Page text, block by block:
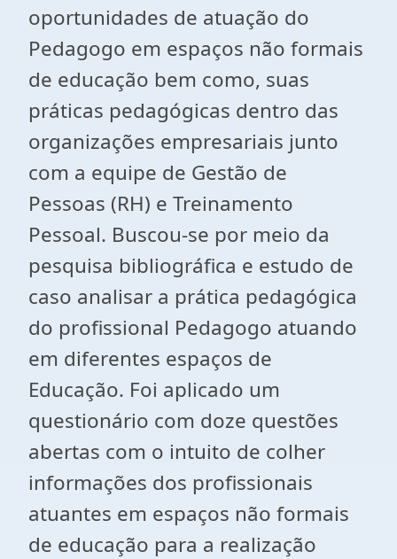
oportunidades de atuação do
Pedagogo em espaços não formais
de educação bem como, suas
práticas pedagógicas dentro das
organizações empresariais junto
com a equipe de Gestão de
Pessoas (RH) e Treinamento
Pessoal. Buscou-se por meio da
pesquisa bibliográfica e estudo de
caso analisar a prática pedagógica
do profissional Pedagogo atuando
em diferentes espaços de
Educação. Foi aplicado um
questionário com doze questões
abertas com o intuito de colher
informações dos profissionais
atuantes em espaços não formais
de educação para a realização